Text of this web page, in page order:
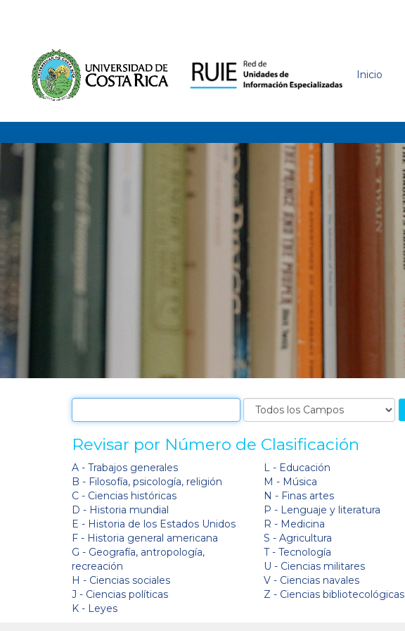
Inicio
Revisar por Número de Clasificación
A - Trabajos generales
B - Filosofía, psicología, religión
C - Ciencias históricas
D - Historia mundial
E - Historia de los Estados Unidos
F - Historia general americana
G - Geografía, antropología,
recreación
H - Ciencias sociales
J - Ciencias políticas
K - Leyes
L - Educación
M - Música
N - Finas artes
P - Lenguaje y literatura
R - Medicina
S - Agricultura
T - Tecnología
U - Ciencias militares
V - Ciencias navales
Z - Ciencias bibliotecológicas